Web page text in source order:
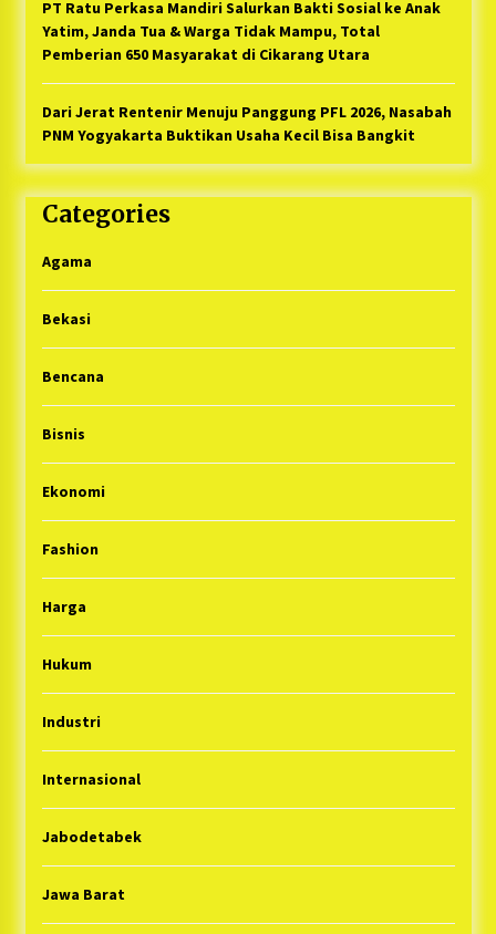
PT Ratu Perkasa Mandiri Salurkan Bakti Sosial ke Anak
Yatim, Janda Tua & Warga Tidak Mampu, Total
Pemberian 650 Masyarakat di Cikarang Utara
Dari Jerat Rentenir Menuju Panggung PFL 2026, Nasabah
PNM Yogyakarta Buktikan Usaha Kecil Bisa Bangkit
Categories
Agama
Bekasi
Bencana
Bisnis
Ekonomi
Fashion
Harga
Hukum
Industri
Internasional
Jabodetabek
Jawa Barat